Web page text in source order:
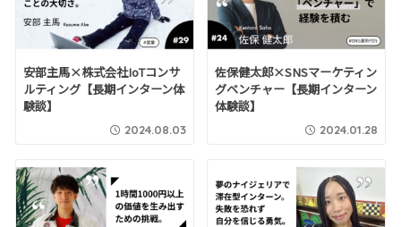
安部主馬×株式会社IoTコンサ
ルティング【長期インターン体
験談】
2024.08.03
佐保健太郎×SNSマーケティン
グベンチャー【長期インターン
体験談】
2024.01.28